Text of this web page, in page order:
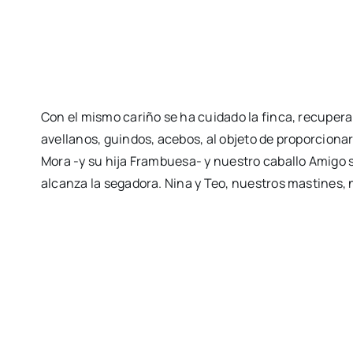
Con el mismo cariño se ha cuidado la finca,
avellanos, guindos, acebos, al objeto de
Mora -y su hija Frambuesa- y nuestro caballo
alcanza la segadora. Nina y Teo, nuestros